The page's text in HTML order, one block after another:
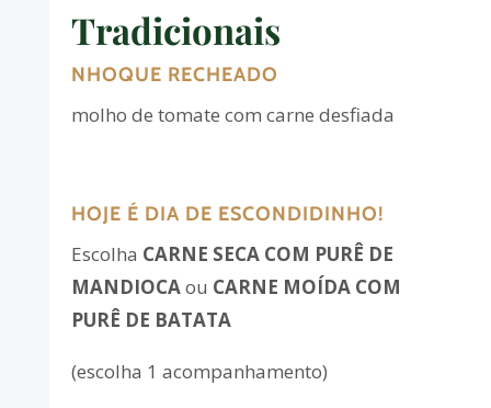
Tradicionais
NHOQUE RECHEADO
molho de tomate com carne desfiada
HOJE É DIA DE ESCONDIDINHO!
Escolha CARNE SECA COM PURÊ DE
MANDIOCAou CARNE MOÍDA COM
PURÊ DE BATATA
(escolha 1 acompanhamento)